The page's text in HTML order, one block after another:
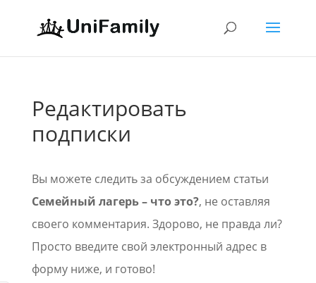
Редактировать
подписки
Вы можете следить за обсуждением статьи
Семейный лагерь – что это?, не оставляя
своего комментария. Здорово, не правда ли?
Просто введите свой электронный адрес в
форму ниже, и готово!